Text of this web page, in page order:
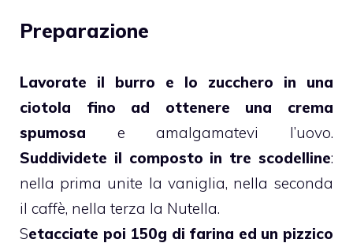
Preparazione
Lavorate il burro e lo zucchero in una
ciotola fino ad ottenere una crema
spumosa e amalgamatevi l’uovo.
Suddividete il composto in tre scodelline:
nella prima unite la vaniglia, nella seconda
il caffè, nella terza la Nutella.
Setacciate poi 150g di farina ed un pizzico